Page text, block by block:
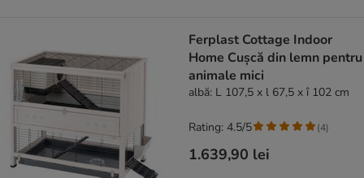
Ferplast Cottage Indoor
Home Cușcă din lemn pentru
animale mici
albă: L 107,5 x l 67,5 x î 102 cm
1.639,90 lei
Rating: 4.5/5 (4)